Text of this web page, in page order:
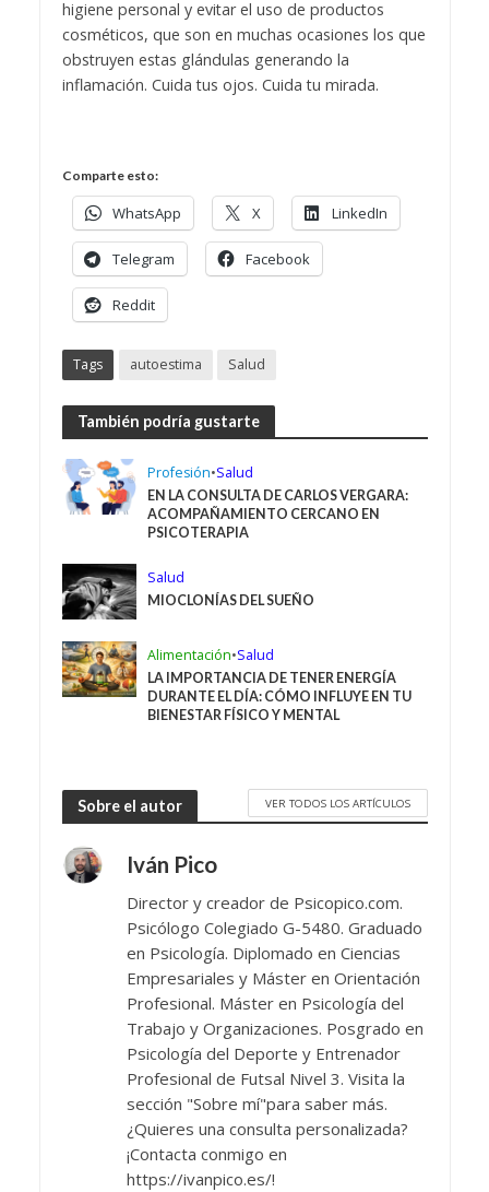
higiene personal y evitar el uso de productos
cosméticos, que son en muchas ocasiones los que
obstruyen estas glándulas generando la
inflamación. Cuida tus ojos. Cuida tu mirada.
Comparte esto:
WhatsApp X LinkedIn
Telegram Facebook
Reddit
Tags autoestima Salud
También podría gustarte
Profesión•Salud
EN LA CONSULTA DE CARLOS VERGARA:
ACOMPAÑAMIENTO CERCANO EN
PSICOTERAPIA
Salud
MIOCLONÍAS DEL SUEÑO
Alimentación•Salud
LA IMPORTANCIA DE TENER ENERGÍA
DURANTE EL DÍA: CÓMO INFLUYE EN TU
BIENESTAR FÍSICO Y MENTAL
Sobre el autor VER TODOS LOS ARTÍCULOS
Iván Pico
Director y creador de Psicopico.com.
Psicólogo Colegiado G-5480. Graduado
en Psicología. Diplomado en Ciencias
Empresariales y Máster en Orientación
Profesional. Máster en Psicología del
Trabajo y Organizaciones. Posgrado en
Psicología del Deporte y Entrenador
Profesional de Futsal Nivel 3. Visita la
sección "Sobre mí"para saber más.
¿Quieres una consulta personalizada?
¡Contacta conmigo en
https://ivanpico.es/!